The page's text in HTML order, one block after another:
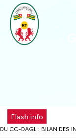
Flash info
CC-DAGL : BILAN DES